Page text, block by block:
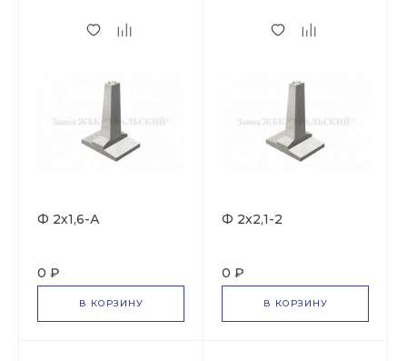
Ф 2х1,6-А
0 ₽
В КОРЗИНУ
Ф 2х2,1-2
0 ₽
В КОРЗИНУ